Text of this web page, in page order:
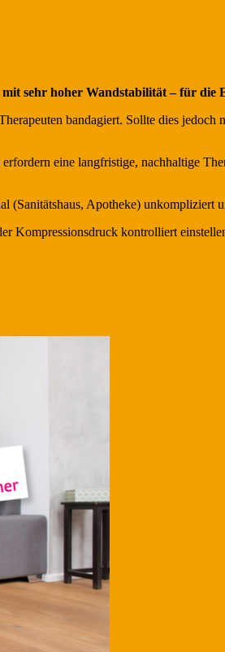
sehr hoher Wandstabilität – für die
bandagiert. Sollte dies jedoch
eine langfristige, nachhaltige
(Sanitätshaus, Apotheke) unkompliziert
Kompressionsdruck kontrolliert